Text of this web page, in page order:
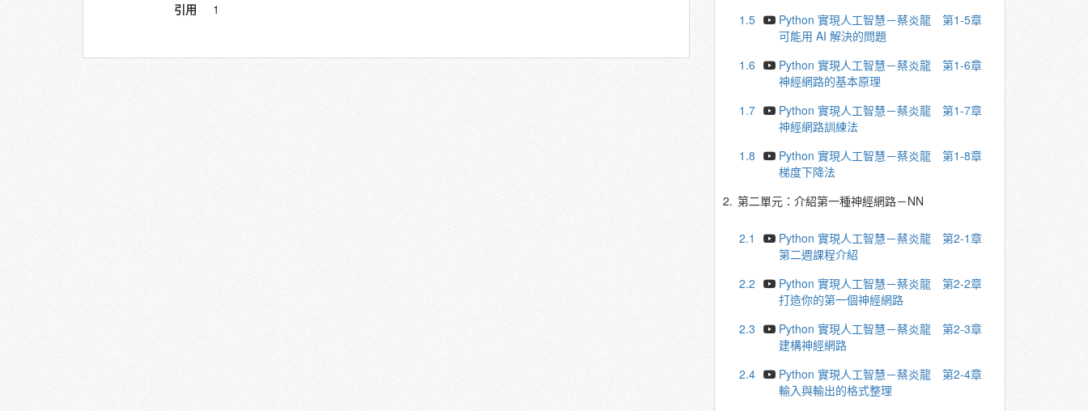
引用
1
1.5
Python 實現人工智慧－蔡炎龍 第1-5章
可能用 AI 解決的問題
1.6
Python 實現人工智慧－蔡炎龍 第1-6章
神經網路的基本原理
1.7
Python 實現人工智慧－蔡炎龍 第1-7章
神經網路訓練法
1.8
Python 實現人工智慧－蔡炎龍 第1-8章
梯度下降法
2. 第二單元：介紹第一種神經網路－NN
2.1
Python 實現人工智慧－蔡炎龍 第2-1章
第二週課程介紹
2.2
Python 實現人工智慧－蔡炎龍 第2-2章
打造你的第一個神經網路
2.3
Python 實現人工智慧－蔡炎龍 第2-3章
建構神經網路
2.4
Python 實現人工智慧－蔡炎龍 第2-4章
輸入與輸出的格式整理